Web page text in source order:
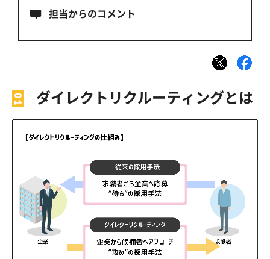
担当からのコメント
ダイレクトリクルーティングとは